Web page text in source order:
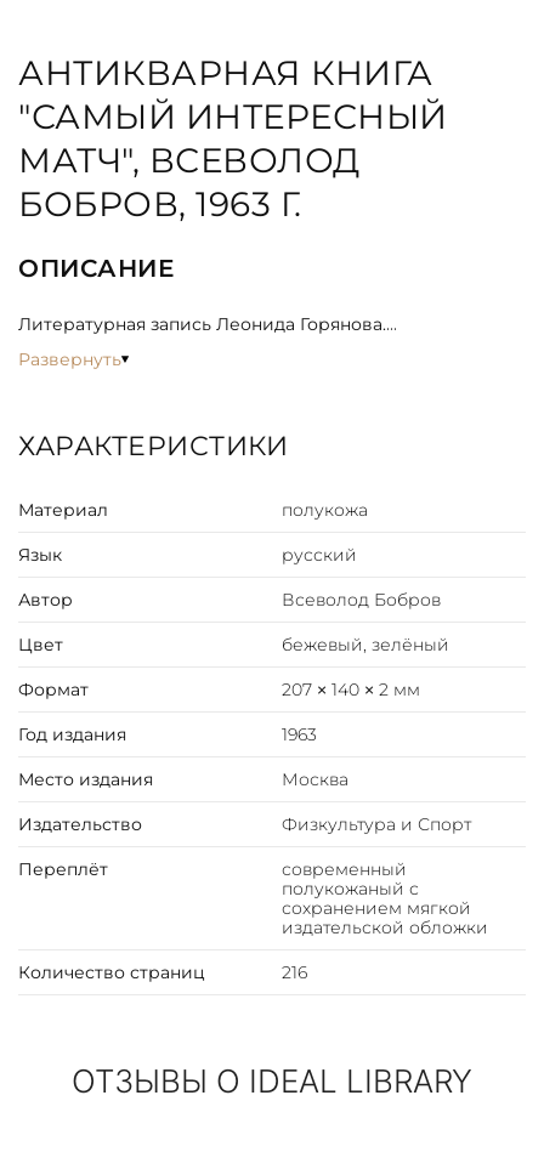
АНТИКВАРНАЯ КНИГА
"САМЫЙ ИНТЕРЕСНЫЙ
МАТЧ", ВСЕВОЛОД
БОБРОВ, 1963 Г.
ОПИСАНИЕ
Литературная запись Леонида Горянова.
выдающихся советских спортсменов - футболиста и
хоккеиста.
В. Бобров много лет входил в сборные команды страны
международных встречах.
страницы истории наиболее популярных в нашей
выдающихся футболистах и хоккеистах.
изложением истории, он делает интересные выводы,
устах такого замечательного мастера приобретают
особую ценность.
Развернуть
ХАРАКТЕРИСТИКИ
Материал полукожа
Язык русский
Автор Всеволод Бобров
Цвет бежевый, зелёный
Формат 207 × 140 × 2 мм
Год издания 1963
Место издания Москва
Издательство Физкультура и Спорт
Переплёт
современный
полукожаный с
сохранением мягкой
издательской обложки
Количество страниц 216
ОТЗЫВЫ О IDEAL LIBRARY